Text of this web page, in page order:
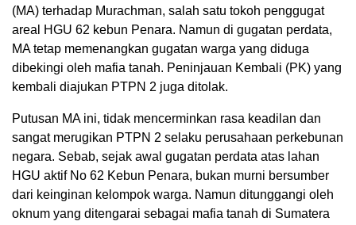
(MA) terhadap Murachman, salah satu tokoh penggugat
areal HGU 62 kebun Penara. Namun di gugatan perdata,
MA tetap memenangkan gugatan warga yang diduga
dibekingi oleh mafia tanah. Peninjauan Kembali (PK) yang
kembali diajukan PTPN 2 juga ditolak.
Putusan MA ini, tidak mencerminkan rasa keadilan dan
sangat merugikan PTPN 2 selaku perusahaan perkebunan
negara. Sebab, sejak awal gugatan perdata atas lahan
HGU aktif No 62 Kebun Penara, bukan murni bersumber
dari keinginan kelompok warga. Namun ditunggangi oleh
oknum yang ditengarai sebagai mafia tanah di Sumatera